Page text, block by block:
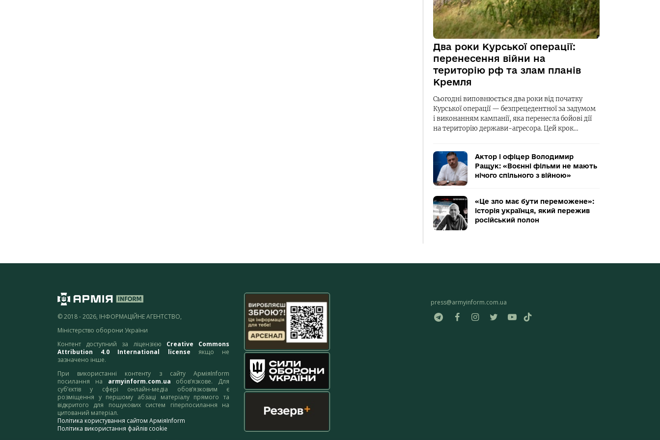
Два роки Курської операції:
перенесення війни на
територію рф та злам планів
Кремля
Сьогодні виповнюється два роки від початку
Курської операції — безпрецедентної за задумом
і виконанням кампанії, яка перенесла бойові дії
на територію держави-агресора. Цей крок…
Актор і офіцер Володимир
Ращук: «Воєнні фільми не мають
нічого спільного з війною»
«Це зло має бути переможене»:
історія українця, який пережив
російський полон
© 2018 - 2026, ІНФОРМАЦІЙНЕ АГЕНТСТВО,
Міністерство оборони України
Контент доступний за ліцензією Creative Commons
Attribution 4.0 International license якщо не
зазначено інше.
При використанні контенту з сайту АрміяInform
посилання на armyinform.com.ua обов’язкове. Для
суб’єктів у сфері онлайн-медіа обов’язковим є
розміщення у першому абзаці матеріалу прямого та
відкритого для пошукових систем гіперпосилання на
цитований матеріал.
Політика користування сайтом АрміяInform
Політика використання файлів cookie
press@armyinform.com.ua